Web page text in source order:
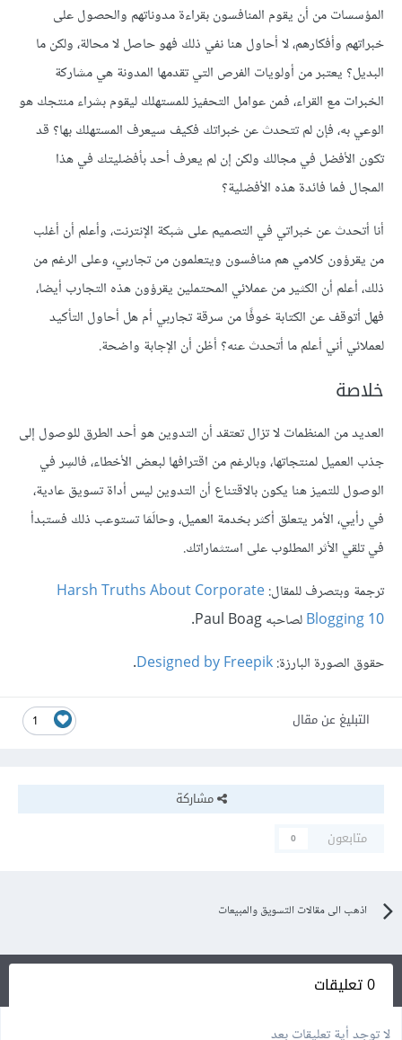
المؤسسات من أن يقوم المنافسون بقراءة مدوناتهم والحصول على
خبراتهم وأفكارهم، لا أحاول هنا نفي ذلك فهو حاصل لا محالة، ولكن ما
البديل؟ يعتبر من أولويات الفرص التي تقدمها المدونة هي مشاركة
الخبرات مع القراء، فمن عوامل التحفيز للمستهلك ليقوم بشراء منتجك هو
الوعي به، فإن لم تتحدث عن خبراتك فكيف سيعرف المستهلك بها؟ قد
تكون الأفضل في مجالك ولكن إن لم يعرف أحد بأفضليتك في هذا
المجال فما فائدة هذه الأفضلية؟
أنا أتحدث عن خبراتي في التصميم على شبكة الإنترنت، وأعلم أن أغلب
من يقرؤون كلامي هم منافسون ويتعلمون من تجاربي، وعلى الرغم من
ذلك، أعلم أن الكثير من عملائي المحتملين يقرؤون هذه التجارب أيضا،
فهل أتوقف عن الكتابة خوفًا من سرقة تجاربي أم هل أحاول التأكيد
لعملائي أني أعلم ما أتحدث عنه؟ أظن أن الإجابة واضحة.
خلاصة
العديد من المنظمات لا تزال تعتقد أن التدوين هو أحد الطرق للوصول إلى
جذب العميل لمنتجاتها، وبالرغم من اقترافها لبعض الأخطاء، فالسِر في
الوصول للتميز هنا يكون بالاقتناع أن التدوين ليس أداة تسويق عادية،
في رأيي، الأمر يتعلق أكثر بخدمة العميل، وحالَمَا تستوعب ذلك فستبدأ
في تلقي الأثر المطلوب على استثماراتك.
ترجمة وبتصرف للمقال:Harsh Truths About Corporate
Blogging 10لصاحبه Paul Boag.
حقوق الصورة البارزة:Designed by Freepik
.
1 التبليغ عن مقال
مشاركة
متابعون
0
اذهب الى مقالات التسويق والمبيعات
0 تعليقات
لا توجد أية تعليقات بعد